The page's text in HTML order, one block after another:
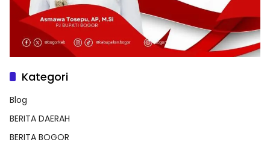
Kategori
Blog
BERITA DAERAH
BERITA BOGOR